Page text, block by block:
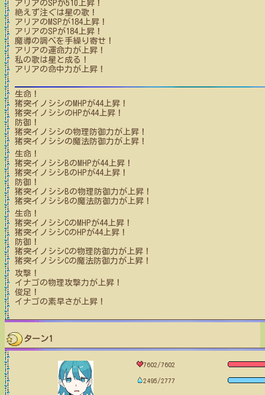
アリアのSPが510 上昇！
絶えず注ぐは星の歌！
アリアのMSPが184上昇！
アリアのSPが184上昇！
魔導の調べを手繰り寄せ！
アリアの運命力が上昇！
私の歌は星と成る！
アリアの命中力が上昇！
生命！
猪突イノシシのMHPが44上昇！
猪突イノシシのHPが44上昇！
防御！
猪突イノシシの物理防御力が上昇！
猪突イノシシの魔法防御力が上昇！
生命！
猪突イノシシBのMHPが44上昇！
猪突イノシシBのHPが44上昇！
防御！
猪突イノシシBの物理防御力が上昇！
猪突イノシシBの魔法防御力が上昇！
生命！
猪突イノシシCのMHPが44上昇！
猪突イノシシCのHPが44上昇！
防御！
猪突イノシシCの物理防御力が上昇！
猪突イノシシCの魔法防御力が上昇！
攻撃！
イナゴの物理攻撃力が上昇！
俊足！
イナゴの素早さが上昇！
ターン1
7602/7602
2495/2777